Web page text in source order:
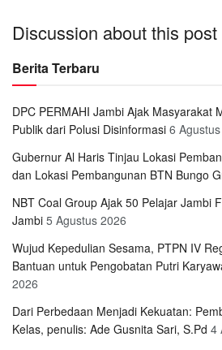
Discussion about this post
Berita Terbaru
DPC PERMAHI Jambi Ajak Masyarakat
Publik dari Polusi Disinformasi 6
Gubernur Al Haris Tinjau Lokasi
dan Lokasi Pembangunan BTN Bungo
NBT Coal Group Ajak 50 Pelajar Jambi
Jambi 5 Agustus 2026
Wujud Kepedulian Sesama, PTPN IV
Bantuan untuk Pengobatan Putri
2026
Dari Perbedaan Menjadi Kekuatan:
Kelas, penulis: Ade Gusnita Sari, S.Pd 4